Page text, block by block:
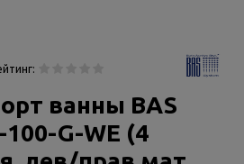
ванны BAS
100-G-WE (4